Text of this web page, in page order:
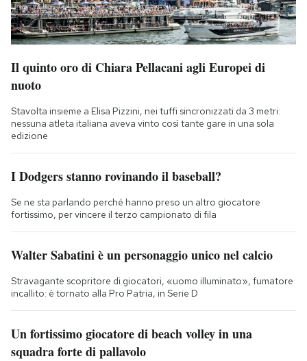
Il quinto oro di Chiara Pellacani agli Europei di
nuoto
Stavolta insieme a Elisa Pizzini, nei tuffi sincronizzati da 3 metri:
nessuna atleta italiana aveva vinto così tante gare in una sola
edizione
I Dodgers stanno rovinando il baseball?
Se ne sta parlando perché hanno preso un altro giocatore
fortissimo, per vincere il terzo campionato di fila
Walter Sabatini è un personaggio unico nel calcio
Stravagante scopritore di giocatori, «uomo illuminato», fumatore
incallito: è tornato alla Pro Patria, in Serie D
Un fortissimo giocatore di beach volley in una
squadra forte di pallavolo